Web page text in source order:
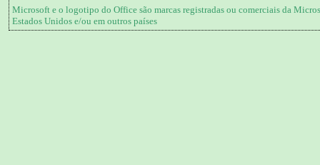
Microsoft e o logotipo do Office são marcas registradas ou comerciais da
Estados Unidos e/ou em outros países